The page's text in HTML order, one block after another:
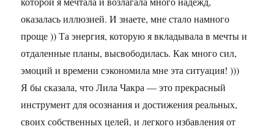
оказалась иллюзией. И знаете, мне стало намного
проще )) Та энергия, которую я вкладывала в мечты и
отдаленные планы, высвободилась. Как много сил,
эмоций и времени сэкономила мне эта ситуация! )))
Я бы сказала, что Лила Чакра — это прекрасный
инструмент для осознания и достижения реальных,
своих собственных целей, и легкого избавления от